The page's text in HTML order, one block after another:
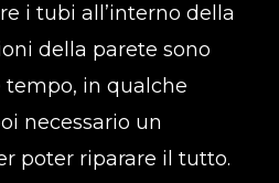
i tubi all’interno della
della parete sono
tempo, in qualche
necessario un
poter riparare il tutto.